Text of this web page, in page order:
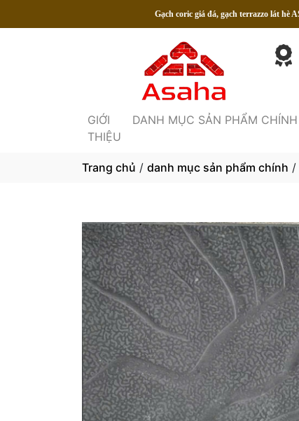
Gạch coric giá đá, gạch terrazzo lát hè ASAHA
GIỚI
THIỆU
DANH MỤC SẢN PHẨM CHÍNH
Trang chủ / danh mục sản phẩm chính /